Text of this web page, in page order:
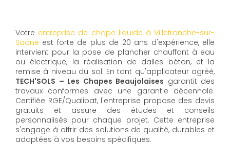
Votre entreprise de chape liquide à Villefranche-sur-
Saône est forte de plus de 20 ans d'expérience, elle
intervient pour la pose de plancher chauffant à eau
ou électrique, la réalisation de dalles béton, et la
remise à niveau du sol. En tant qu'applicateur agréé,
TECH'SOLS – Les Chapes Beaujolaises garantit des
travaux conformes avec une garantie décennale.
Certifiée RGE/Qualibat, l'entreprise propose des devis
gratuits et assure des études et conseils
personnalisés pour chaque projet. Cette entreprise
s'engage à offrir des solutions de qualité, durables et
adaptées à vos besoins spécifiques.